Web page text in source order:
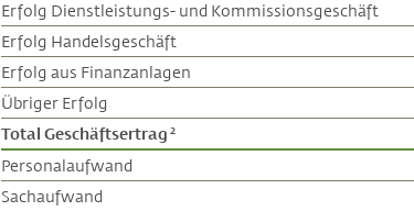
Erfolg Dienstleistungs- und Kommissionsgeschäft
Erfolg Handelsgeschäft
Erfolg aus Finanzanlagen
Übriger Erfolg
Total Geschäftsertrag2
Personalaufwand
Sachaufwand